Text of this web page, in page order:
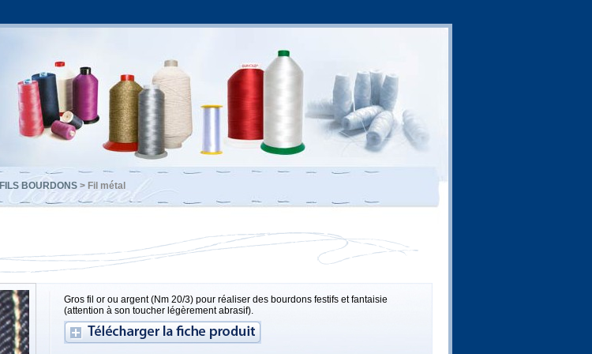
FILS BOURDONS > Fil métal
Gros fil or ou argent (Nm 20/3) pour réaliser des bourdons festifs et fantaisie
(attention à son toucher légèrement abrasif).